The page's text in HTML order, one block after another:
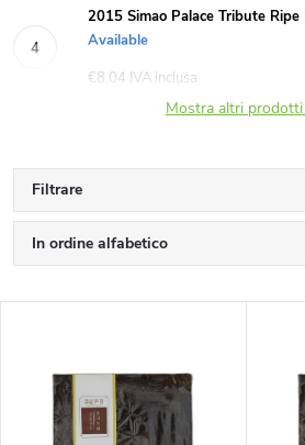
2015 Simao Palace Tribute
Available
€8,04 IVA inclusa
Mostra altri prodotti
Filtrare
O
r
In ordine alfabetico
I più venduti